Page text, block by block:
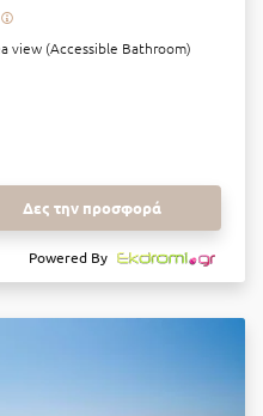
view (Accessible Bathroom)
Δες την προσφορά
Powered By